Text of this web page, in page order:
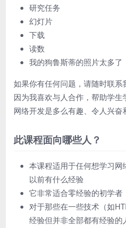
研究任务
幻灯片
下载
读数
我的狗鲁斯蒂的照片太多了
如果你有任何问题，请随时联系
因为我喜欢与人合作，帮助学
网络开发是多么有趣、令人兴奋
此课程面向哪些人？
本课程适用于任何想学习网
以前有什么经验
它非常适合零经验的初学者
对于那些在一些技术（如
经验但并非全部都有经验的